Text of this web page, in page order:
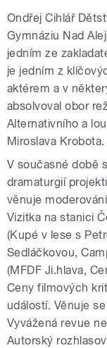
Ondřej Cihlář
Gymnáziu Nad
jedním ze
je jedním z
aktérem a v
absolvoval obor
Alternativního a
Miroslava Krobota.
V současné době
dramaturgií
věnuje
Vizitka na stanici
(Kupé v lese s
Sedláčkovou,
(MFDF Ji.hlava,
Ceny filmových
událostí. Věnuje
Vyvážená revue
Autorský